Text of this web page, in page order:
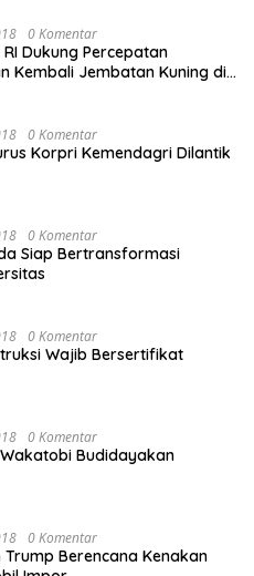
0 Komentar
RI Dukung Percepatan
Kembali Jembatan Kuning di
0 Komentar
Korpri Kemendagri Dilantik
0 Komentar
Siap Bertransformasi
0 Komentar
Wajib Bersertifikat
0 Komentar
Budidayakan
0 Komentar
Trump Berencana Kenakan